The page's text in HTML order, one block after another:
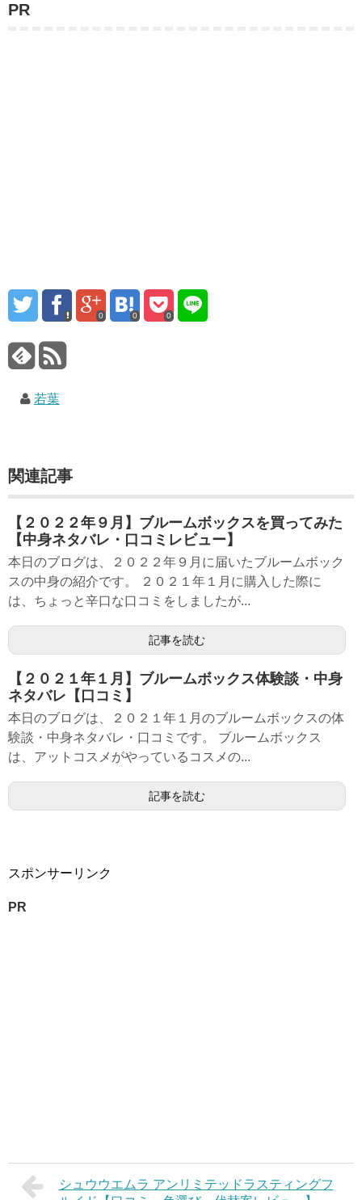
PR
0 0 0
若葉
関連記事
【２０２２年９月】ブルームボックスを買ってみた
【中身ネタバレ・口コミレビュー】
本日のブログは、２０２２年９月に届いたブルームボック
スの中身の紹介です。 ２０２１年１月に購入した際に
は、ちょっと辛口な口コミをしましたが...
記事を読む
【２０２１年１月】ブルームボックス体験談・中身
ネタバレ【口コミ】
本日のブログは、２０２１年１月のブルームボックスの体
験談・中身ネタバレ・口コミです。 ブルームボックス
は、アットコスメがやっているコスメの...
記事を読む
スポンサーリンク
PR
シュウウエムラ アンリミテッドラスティングフ